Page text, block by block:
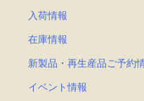
入荷情報
在庫情報
新製品・再生産品ご予約
イベント情報